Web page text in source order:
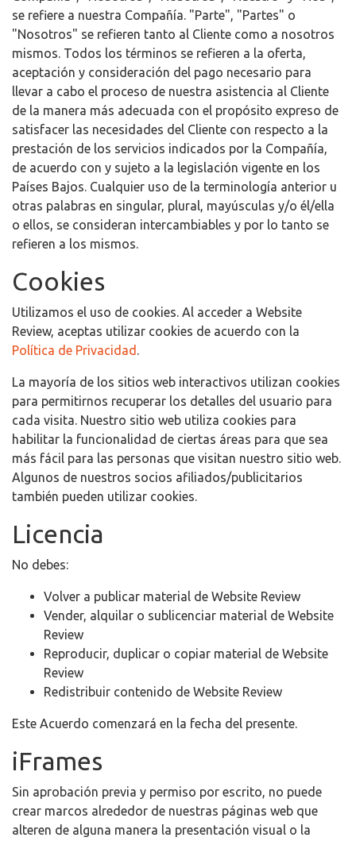
se refiere a nuestra Compañía. "Parte", "Partes" o
"Nosotros" se refieren tanto al Cliente como a nosotros
mismos. Todos los términos se refieren a la oferta,
aceptación y consideración del pago necesario para
llevar a cabo el proceso de nuestra asistencia al Cliente
de la manera más adecuada con el propósito expreso de
satisfacer las necesidades del Cliente con respecto a la
prestación de los servicios indicados por la Compañía,
de acuerdo con y sujeto a la legislación vigente en los
Países Bajos. Cualquier uso de la terminología anterior u
otras palabras en singular, plural, mayúsculas y/o él/ella
o ellos, se consideran intercambiables y por lo tanto se
refieren a los mismos.
Cookies
Utilizamos el uso de cookies. Al acceder a Website
Review, aceptas utilizar cookies de acuerdo con la
Política de Privacidad .
La mayoría de los sitios web interactivos utilizan cookies
para permitirnos recuperar los detalles del usuario para
cada visita. Nuestro sitio web utiliza cookies para
habilitar la funcionalidad de ciertas áreas para que sea
más fácil para las personas que visitan nuestro sitio web.
Algunos de nuestros socios afiliados/publicitarios
también pueden utilizar cookies.
Licencia
No debes:
Volver a publicar material de Website Review
Vender, alquilar o sublicenciar material de Website
Review
Reproducir, duplicar o copiar material de Website
Review
Redistribuir contenido de Website Review
Este Acuerdo comenzará en la fecha del presente.
iFrames
Sin aprobación previa y permiso por escrito, no puede
crear marcos alrededor de nuestras páginas web que
alteren de alguna manera la presentación visual o la